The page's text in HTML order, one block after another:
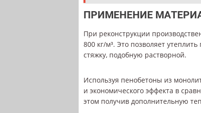
ПРИМЕНЕНИЕ
При реконструкции
800 кг/м³. Это позволяет
стяжку, подобную растворной.
Используя пенобетоны из
и экономического эффекта в
этом получив дополнительную